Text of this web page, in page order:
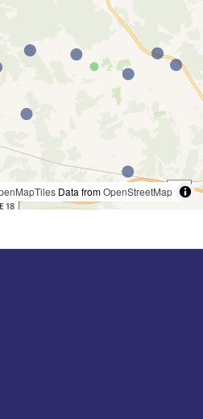
Data fromOpenStreetMap